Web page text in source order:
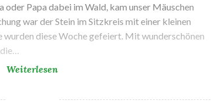
Papa dabei im Wald, kam unser Mäuschen
war der Stein im Sitzkreis mit einer kleinen
diese Woche gefeiert. Mit wunderschönen
WeiterlesenFrühjahrsputz
Wald